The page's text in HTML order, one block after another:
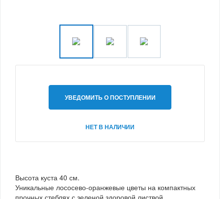
УВЕДОМИТЬ О ПОСТУПЛЕНИИ
НЕТ В НАЛИЧИИ
Высота куста 40 см.
Уникальные лососево-оранжевые цветы на компактных
прочных стеблях с зеленой здоровой листвой